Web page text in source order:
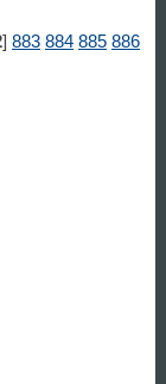
] 883 884 885 886